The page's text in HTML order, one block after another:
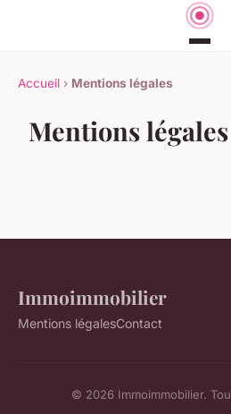
Accueil › Mentions légales
Mentions légales
Immoimmobilier
Mentions légalesContact
© 2026 Immoimmobilier.